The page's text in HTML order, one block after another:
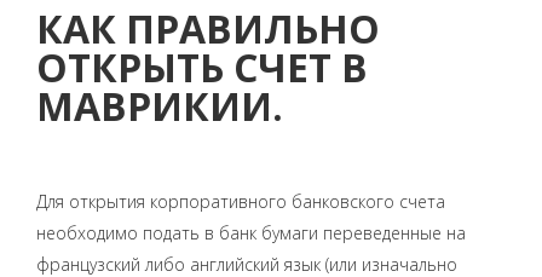
КАК ПРАВИЛЬНО
ОТКРЫТЬ СЧЕТ В
МАВРИКИИ.
Для открытия корпоративного банковского счета
необходимо подать в банк бумаги переведенные на
французский либо английский язык (или изначально